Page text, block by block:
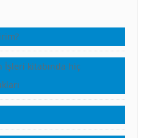
İşleri kitabında hiç